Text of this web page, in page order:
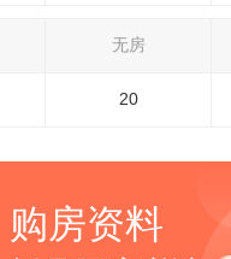
无房
20
购房资料